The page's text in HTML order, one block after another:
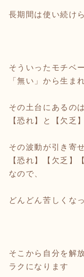
長期間は使い続け
そういったモチベ
「無い」から生ま
その土台にあるのは
【恐れ】と【欠乏
その波動が引き寄
【恐れ】【欠乏】
なので、
どんどん苦しくな
そこから自分を解
ラクになります